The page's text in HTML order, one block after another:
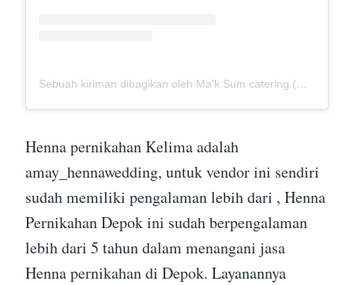
Sebuah kiriman dibagikan oleh Ma'k Sum catering (@mak_sumcatering)
Henna pernikahan Kelima adalah
amay_hennawedding, untuk vendor ini sendiri
sudah memiliki pengalaman lebih dari , Henna
Pernikahan Depok ini sudah berpengalaman
lebih dari 5 tahun dalam menangani jasa
Henna pernikahan di Depok. Layanannya